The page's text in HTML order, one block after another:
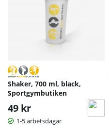
Shaker, 700 ml, black,
Sportgymbutiken
49 kr
1-5 arbetsdagar